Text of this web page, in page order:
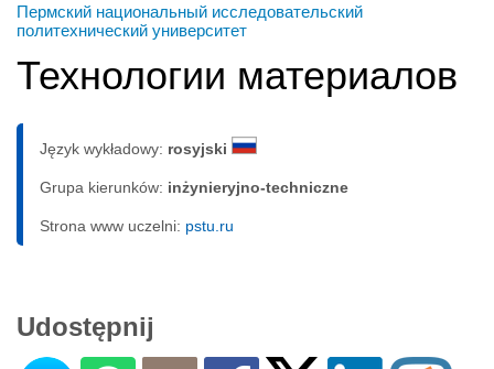
Пермский национальный исследовательский
политехнический университет
Технологии материалов
Język wykładowy: rosyjski
Grupa kierunków: inżynieryjno-techniczne
Strona www uczelni: pstu.ru
Udostępnij